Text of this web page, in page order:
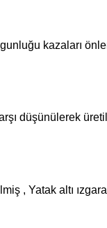
kazaları
düşünülerek
, Yatak altı